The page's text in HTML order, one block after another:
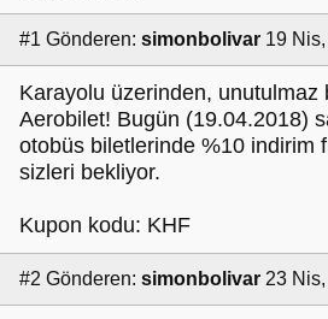
#1 Gönderen: simonbolivar 19
Karayolu üzerinden, unutulmaz
Aerobilet! Bugün (19.04.2018)
otobüs biletlerinde %10 indirim
sizleri bekliyor.
Kupon kodu: KHF
#2 Gönderen: simonbolivar 23